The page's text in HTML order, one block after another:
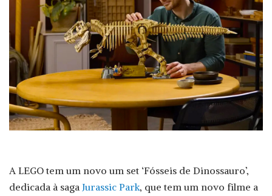
A LEGO tem um novo um set ‘Fósseis de Dinossauro’,
dedicada à saga Jurassic Park, que tem um novo filme a